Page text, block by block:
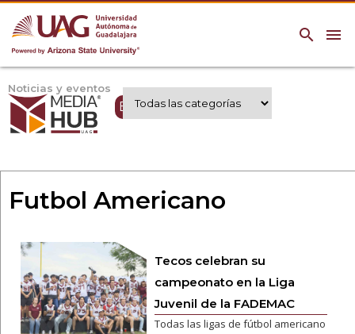
menu
search
Noticias y eventos
Expertos UAG
Futbol Americano
Tecos celebran su
campeonato en la Liga
Juvenil de la FADEMAC
Todas las ligas de fútbol americano